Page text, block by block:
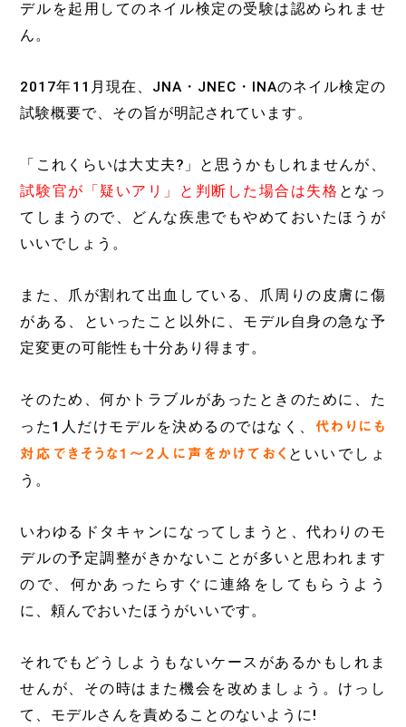
デルを起用してのネイル検定の受験は認められませ
ん。
2017年11月現在、JNA・JNEC・INAのネイル検定の
試験概要で、その旨が明記されています。
「これくらいは大丈夫?」と思うかもしれませんが、
試験官が「疑いアリ」と判断した場合は失格 となっ
てしまうので、どんな疾患でもやめておいたほうが
いいでしょう。
また、爪が割れて出血している、爪周りの皮膚に傷
がある、といったこと以外に、モデル自身の急な予
定変更の可能性も十分あり得ます。
そのため、何かトラブルがあったときのために、た
った1人だけモデルを決めるのではなく、 代わりにも
対応できそうな1～2人に声をかけておく といいでしょ
う。
いわゆるドタキャンになってしまうと、代わりのモ
デルの予定調整がきかないことが多いと思われます
ので、何かあったらすぐに連絡をしてもらうよう
に、頼んでおいたほうがいいです。
それでもどうしようもないケースがあるかもしれま
せんが、その時はまた機会を改めましょう。けっし
て、モデルさんを責めることのないように!